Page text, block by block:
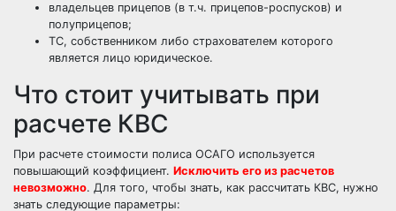
владельцев прицепов (в т.ч. прицепов-роспусков) и
полуприцепов;
ТС, собственником либо страхователем которого
является лицо юридическое.
Что стоит учитывать при
расчете КВС
При расчете стоимости полиса ОСАГО используется
повышающий коэффициент. Исключить его из расчетов
невозможно. Для того, чтобы знать, как рассчитать КВС, нужно
знать следующие параметры: